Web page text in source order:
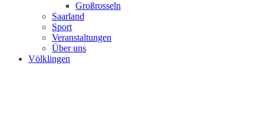
Großrosseln
Saarland
Sport
Veranstaltungen
Über uns
Völklingen